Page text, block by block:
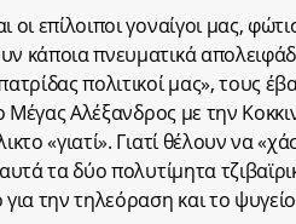
οι επίλοιποι γοναίγοι μας,
κάποια πνευματικά
πολιτικοί μας», τους
Μέγας Αλέξανδρος με την
«γιατί». Γιατί θέλουν να
τα δύο πολυτίμητα
την τηλεόραση και το